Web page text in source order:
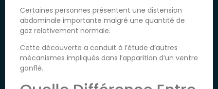
Certaines personnes présentent une distension
abdominale importante malgré une quantité de
gaz relativement normale.
Cette découverte a conduit à l’étude d’autres
mécanismes impliqués dans l’apparition d’un ventre
gonflé.